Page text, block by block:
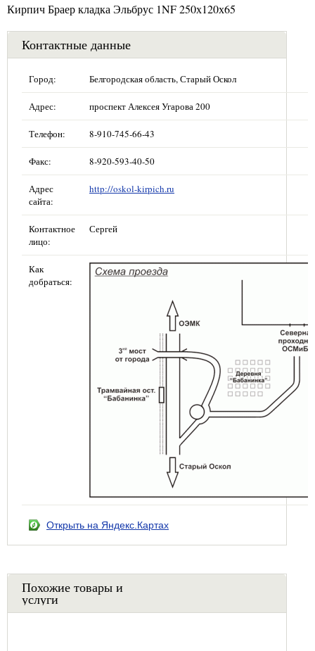
Кирпич Браер кладка Эльбрус 1NF 250х120х65
Контактные данные
Город: Белгородская область, Старый Оскол
Адрес: проспект Алексея Угарова 200
Телефон: 8-910-745-66-43
Факс: 8-920-593-40-50
Адрес
сайта:
http://oskol-kirpich.ru
Контактное
лицо:
Сергей
Как
добраться:
Открыть на Яндекс.Картах
Похожие товары и
услуги